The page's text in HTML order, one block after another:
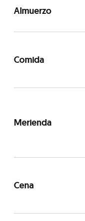
Almuerzo
Comida
Merienda
Cena